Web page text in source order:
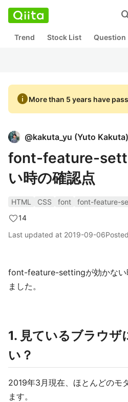
Trend Stock List Question
infoMore than 5 years have
@kakuta_yu (Yuto Kakuta)
font-feature-
い時の確認点
HTML CSS font
font-feature-
14
Last updated at 2019-09-06
font-feature-settingが効かない
ました。
1. 見ているブラウザ
い？
2019年3月現在、ほとんどのモ
ます。